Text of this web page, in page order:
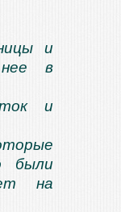
и
в
и
были
на